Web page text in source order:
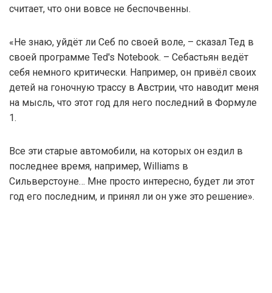
считает, что они вовсе не беспочвенны.
«Не знаю, уйдёт ли Себ по своей воле, – сказал Тед в
своей программе Ted's Notebook. – Себастьян ведёт
себя немного критически. Например, он привёл своих
детей на гоночную трассу в Австрии, что наводит меня
на мысль, что этот год для него последний в Формуле
1.
Все эти старые автомобили, на которых он ездил в
последнее время, например, Williams в
Сильверстоуне… Мне просто интересно, будет ли этот
год его последним, и принял ли он уже это решение».